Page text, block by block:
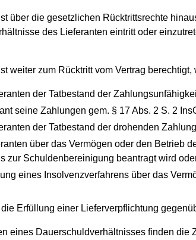
über die gesetzlichen Rücktrittsrechte
des Lieferanten eintritt oder
weiter zum Rücktritt vom Vertrag berechtigt,
der Tatbestand der
seine Zahlungen gem. § 17 Abs. 2 S. 2
der Tatbestand der drohenden
über das Vermögen oder den Betrieb
zur Schuldenbereinigung beantragt wird
eines Insolvenzverfahrens über das
Erfüllung einer Lieferverpflichtung
eines Dauerschuldverhältnisses finden die